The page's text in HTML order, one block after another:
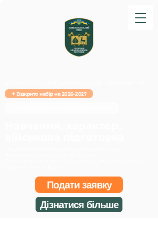
Дізнатися більше
Подати заявку
✦ Відкрито набір на 2026–2027